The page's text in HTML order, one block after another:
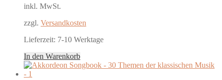
inkl. MwSt.
zzgl. Versandkosten
Lieferzeit: 7-10 Werktage
In den Warenkorb